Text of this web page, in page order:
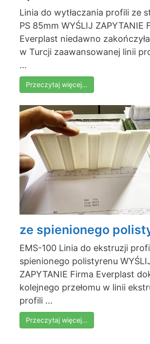
Linia do wytłaczania profili ze
PS 85mm WYŚLIJ ZAPYTANIE
Everplast niedawno
w Turcji zaawansowanej linii
...
Przeczytaj więcej…
ze spienionego
EMS-100 Linia do ekstruzji
spienionego polistyrenu
ZAPYTANIE Firma Everplast
kolejnego przełomu w linii
profili ...
Przeczytaj więcej…